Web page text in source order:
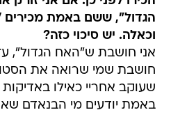
וכאלה. יש סיכוי כזה?
אני חושבת ש"האח הגדול",
חושבת שמי שרואה את
באמת יודעים מי הבנאדם